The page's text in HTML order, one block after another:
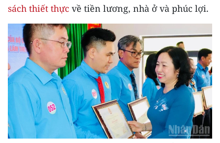
sách thiết thực về tiền lương, nhà ở và phúc lợi.